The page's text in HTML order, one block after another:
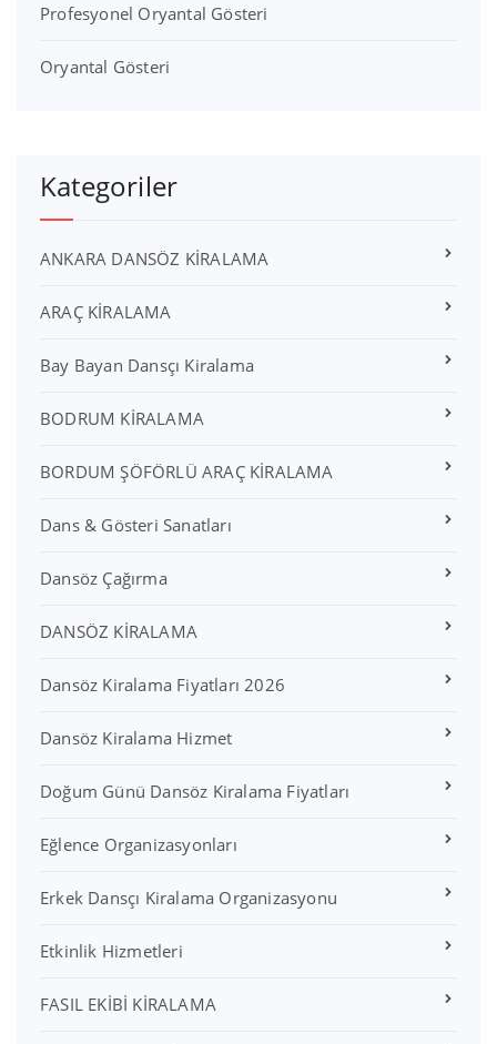
Profesyonel Oryantal Gösteri
Oryantal Gösteri
Kategoriler
ANKARA DANSÖZ KİRALAMA
ARAÇ KİRALAMA
Bay Bayan Dansçı Kiralama
BODRUM KİRALAMA
BORDUM ŞÖFÖRLÜ ARAÇ KİRALAMA
Dans & Gösteri Sanatları
Dansöz Çağırma
DANSÖZ KİRALAMA
Dansöz Kiralama Fiyatları 2026
Dansöz Kiralama Hizmet
Doğum Günü Dansöz Kiralama Fiyatları
Eğlence Organizasyonları
Erkek Dansçı Kiralama Organizasyonu
Etkinlik Hizmetleri
FASIL EKİBİ KİRALAMA